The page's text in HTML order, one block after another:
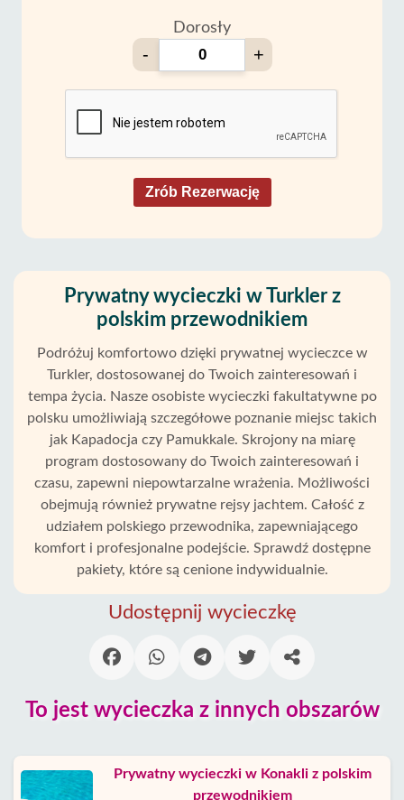
Alanya
Dorosły
- +
Zrób Rezerwację
Prywatny wycieczki w Turkler z
polskim przewodnikiem
Podróżuj komfortowo dzięki prywatnej wycieczce w
Turkler, dostosowanej do Twoich zainteresowań i
tempa życia. Nasze osobiste wycieczki fakultatywne po
polsku umożliwiają szczegółowe poznanie miejsc takich
jak Kapadocja czy Pamukkale. Skrojony na miarę
program dostosowany do Twoich zainteresowań i
czasu, zapewni niepowtarzalne wrażenia. Możliwości
obejmują również prywatne rejsy jachtem. Całość z
udziałem polskiego przewodnika, zapewniającego
komfort i profesjonalne podejście. Sprawdź dostępne
pakiety, które są cenione indywidualnie.
Udostępnij wycieczkę
To jest wycieczka z innych obszarów
Prywatny wycieczki w Konakli z polskim
przewodnikiem